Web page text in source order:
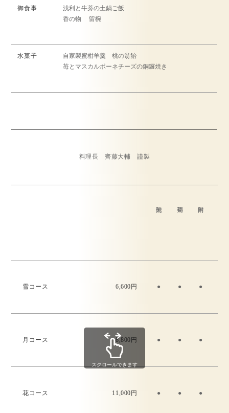
御食事
浅利と牛蒡の土鍋ご飯
香の物 留椀
水菓子
自家製蜜柑羊羹 桃の翁飴
苺とマスカルポーネチーズの銅鑼焼き
料理長 齊藤大輔 謹製
雪コース 6,600円 ● ● ●
月コース 8,800円 ● ● ●
花コース 11,000円 ● ● ●
スクロールできます